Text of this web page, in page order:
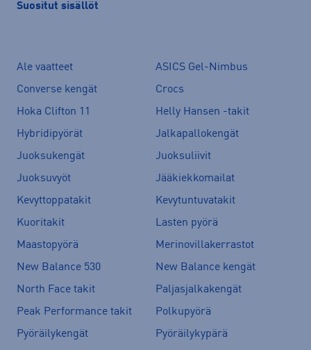
Suositut sisällöt
Ale vaatteet
ASICS Gel-Nimbus
Converse kengät
Crocs
Hoka Clifton 11
Helly Hansen -takit
Hybridipyörät
Jalkapallokengät
Juoksukengät
Juoksuliivit
Juoksuvyöt
Jääkiekkomailat
Kevyttoppatakit
Kevytuntuvatakit
Kuoritakit
Lasten pyörä
Maastopyörä
Merinovillakerrastot
New Balance 530
New Balance kengät
North Face takit
Paljasjalkakengät
Peak Performance takit
Polkupyörä
Pyöräilykengät
Pyöräilykypärä